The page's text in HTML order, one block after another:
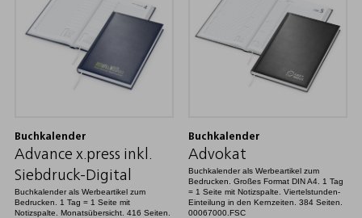
Buchkalender
Advance x.press inkl.
Siebdruck-Digital
Buchkalender als Werbeartikel zum
Bedrucken. 1 Tag = 1 Seite mit
Notizspalte. Monatsübersicht. 416 Seiten.
Buchkalender
Advokat
Buchkalender als Werbeartikel zum
Bedrucken. Großes Format DIN A4. 1 Tag
= 1 Seite mit Notizspalte. Viertelstunden-
Einteilung in den Kernzeiten. 384 Seiten.
00067000.FSC